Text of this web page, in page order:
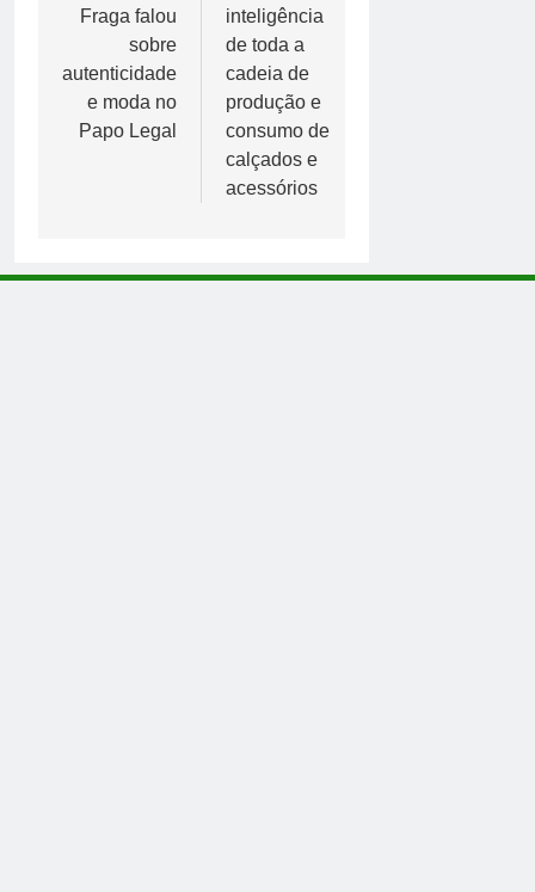
Fraga falou
sobre
autenticidade
e moda no
Papo Legal
inteligência
de toda a
cadeia de
produção e
consumo de
calçados e
acessórios